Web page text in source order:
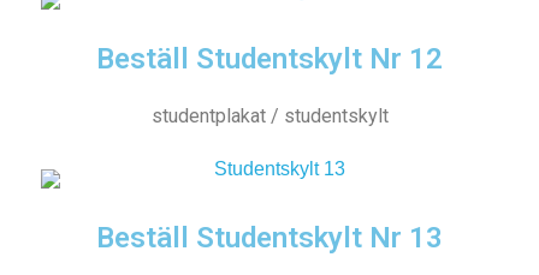
Beställ Studentskylt Nr 12
studentplakat / studentskylt
Beställ Studentskylt Nr 13